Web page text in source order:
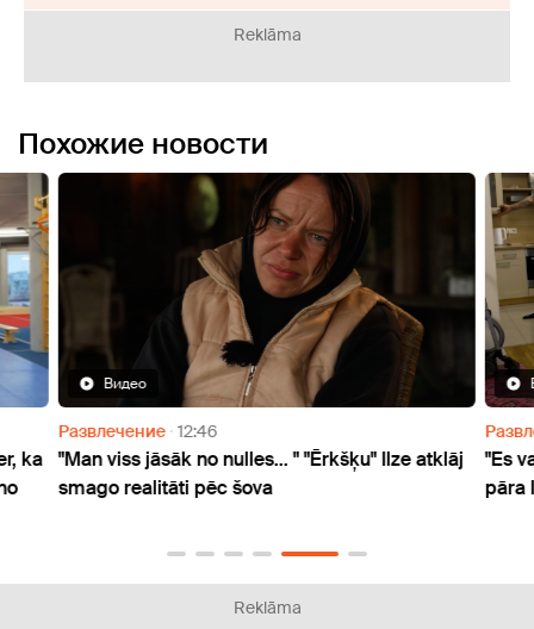
Reklāma
Похожие новости
Видео
Развлечение 12:46
"Man viss jāsāk no nulles... " "Ērkšķu" Ilze atklāj
smago realitāti pēc šova
"Es
pāra
Reklāma